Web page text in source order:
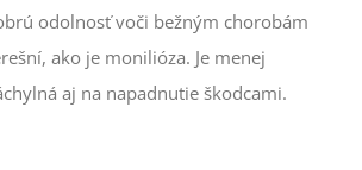
odolnosť voči bežným chorobám
ako je monilióza. Je menej
aj na napadnutie škodcami.